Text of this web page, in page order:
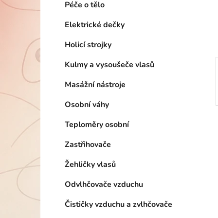
í
a
n
e
l
Péče o tělo
Elektrické dečky
Holicí strojky
Kulmy a vysoušeče vlasů
Masážní nástroje
Osobní váhy
Teploměry osobní
Zastřihovače
Žehličky vlasů
Odvlhčovače vzduchu
Čističky vzduchu a zvlhčovače